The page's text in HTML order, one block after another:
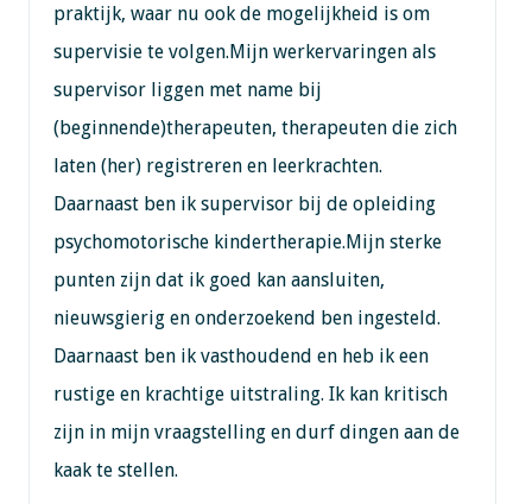
praktijk, waar nu ook de mogelijkheid is om
supervisie te volgen.Mijn werkervaringen als
supervisor liggen met name bij
(beginnende)therapeuten, therapeuten die zich
laten (her) registreren en leerkrachten.
Daarnaast ben ik supervisor bij de opleiding
psychomotorische kindertherapie.Mijn sterke
punten zijn dat ik goed kan aansluiten,
nieuwsgierig en onderzoekend ben ingesteld.
Daarnaast ben ik vasthoudend en heb ik een
rustige en krachtige uitstraling. Ik kan kritisch
zijn in mijn vraagstelling en durf dingen aan de
kaak te stellen.